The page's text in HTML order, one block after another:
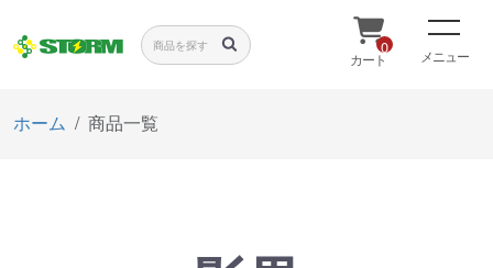
0
カート メニュー
ホーム 商品一覧